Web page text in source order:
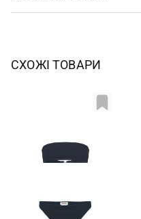
СХОЖІ ТОВАРИ